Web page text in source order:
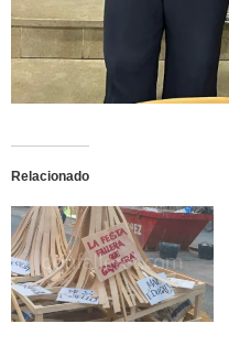
Relacionado